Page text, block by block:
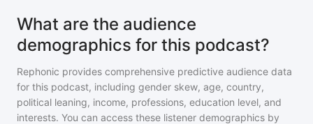
What are the audience
demographics for this podcast?
Rephonic provides comprehensive predictive audience data
for this podcast, including gender skew, age, country,
political leaning, income, professions, education level, and
interests. You can access these listener demographics by